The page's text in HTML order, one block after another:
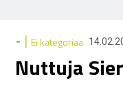
- | Ei kategoriaa
Nuttuja